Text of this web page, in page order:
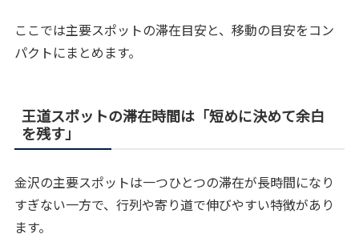
ここでは主要スポットの滞在目安と、移動の目安をコン
パクトにまとめます。
王道スポットの滞在時間は「短めに決めて余白
を残す」
金沢の主要スポットは一つひとつの滞在が長時間になり
すぎない一方で、行列や寄り道で伸びやすい特徴があり
ます。